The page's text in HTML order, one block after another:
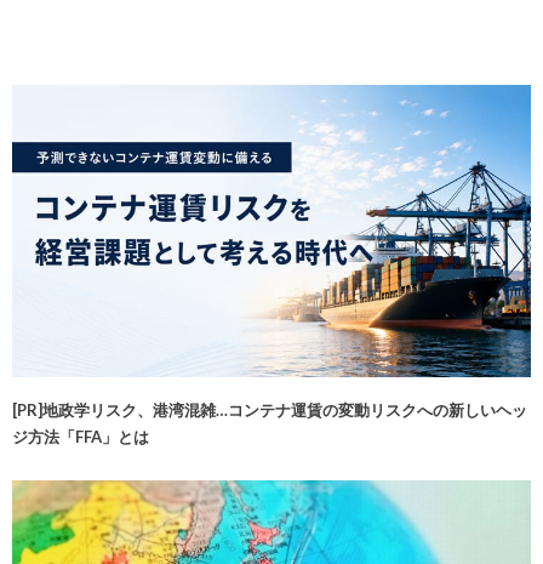
[PR]地政学リスク、港湾混雑…コンテナ運賃の変動リスクへの新しいヘッ
ジ方法「FFA」とは